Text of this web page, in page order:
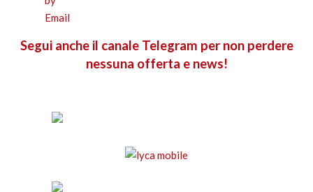
Segui anche il canale Telegram per non perdere
nessuna offerta e news!